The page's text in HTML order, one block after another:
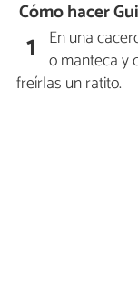
Cómo hacer
1 En una
o manteca y
freírlas un ratito.